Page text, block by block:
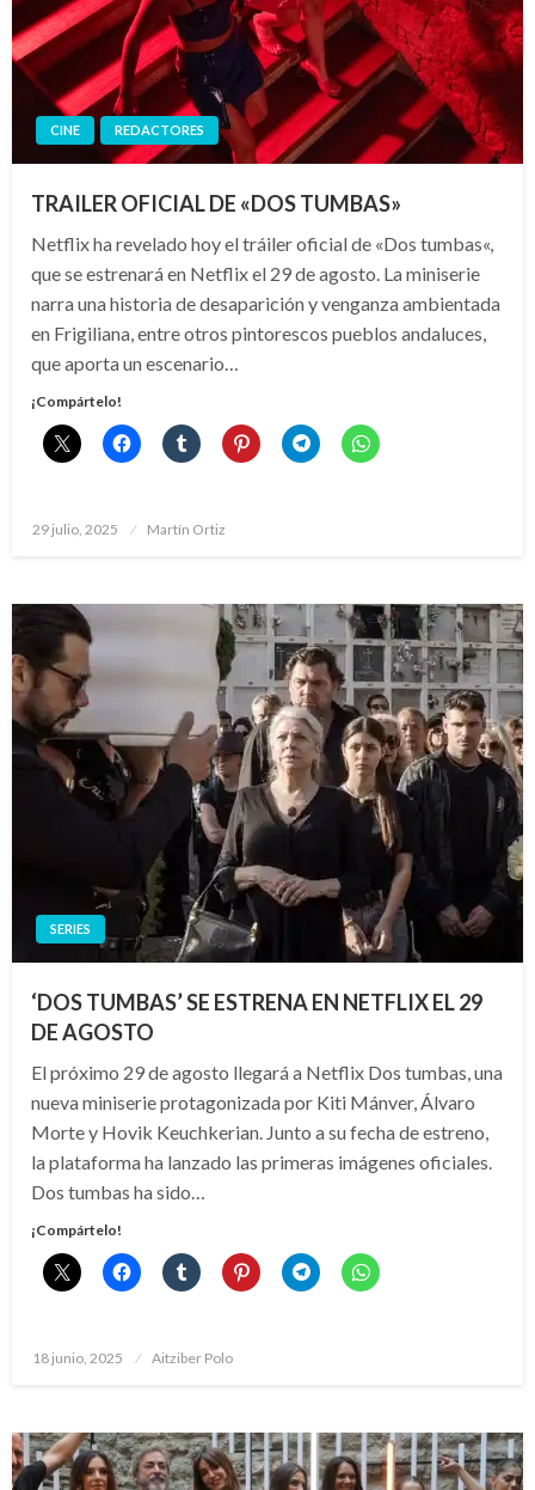
CINE REDACTORES
TRAILER OFICIAL DE «DOS TUMBAS»
Netflix ha revelado hoy el tráiler oficial de «Dos tumbas«,
que se estrenará en Netflix el 29 de agosto. La miniserie
narra una historia de desaparición y venganza ambientada
en Frigiliana, entre otros pintorescos pueblos andaluces,
que aporta un escenario…
¡Compártelo!
Publicado
29 julio, 2025 Martín Ortiz
SERIES
‘DOS TUMBAS’ SE ESTRENA EN NETFLIX EL 29
DE AGOSTO
El próximo 29 de agosto llegará a Netflix Dos tumbas, una
nueva miniserie protagonizada por Kiti Mánver, Álvaro
Morte y Hovik Keuchkerian. Junto a su fecha de estreno,
la plataforma ha lanzado las primeras imágenes oficiales.
Dos tumbas ha sido…
¡Compártelo!
Publicado
18 junio, 2025 Aitziber Polo